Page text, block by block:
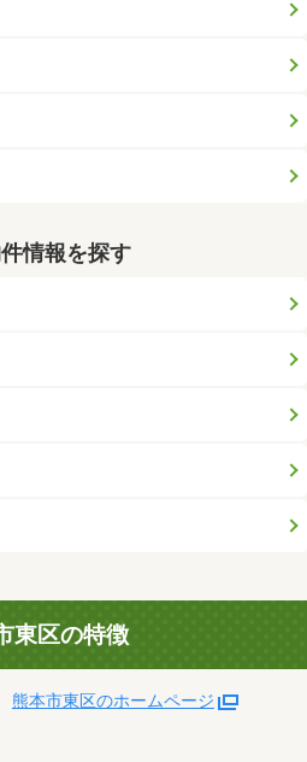
情報を探す
東区の特徴
熊本市東区のホームページ